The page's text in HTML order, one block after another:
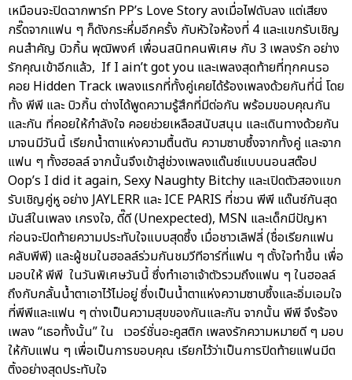
เหมือนจะปิดฉากพาร์ท PP’s Love Story ลงเมื่อไฟดับลง แต่เสียง
กรี๊ดจากแฟน ๆ ก็ดังกระหึ่มอีกครั้ง กับหัวใจห้องที่ 4 และแขกรับเชิญ
คนสำคัญ บิวกิ้น พุฒิพงศ์ เพื่อนสนิทคนพิเศษ กับ 3 เพลงรัก อย่าง
รักคุณเข้าอีกแล้ว, If I ain’t got you และเพลงสุดท้ายที่ทุกคนรอ
คอย Hidden Track เพลงแรกที่ทั้งคู่เคยได้ร้องเพลงด้วยกันที่นี่ โดย
ทั้ง พีพี และ บิวกิ้น ต่างได้พูดความรู้สึกที่มีต่อกัน พร้อมขอบคุณกัน
และกัน ที่คอยให้กำลังใจ คอยช่วยเหลือสนับสนุน และเดินทางด้วยกัน
มาจนมีวันนี้ เรียกน้ำตาแห่งความตื้นตัน ความซาบซึ้งจากทั้งคู่ และจาก
แฟน ๆ ทั้งฮอลล์ จากนั้นจึงเข้าสู่ช่วงเพลงแด๊นซ์แบบนอนสต๊อป
Oop’s I did it again, Sexy Naughty Bitchy และเปิดตัวสองแขก
รับเชิญคู่หู อย่าง JAYLERR และ ICE PARIS ที่ชวน พีพี แด๊นซ์กันสุด
มันส์ในเพลง เกรงใจ, ดี๊ดี (Unexpected), MSN และเด็กมีปัญหา
ก่อนจะปิดท้ายความประทับใจแบบสุดซึ้ง เมื่อชาวเลิฟลี่ (ชื่อเรียกแฟน
คลับพีพี) และผู้ชมในฮอลล์ร่วมกันชมวีทีอาร์ที่แฟน ๆ ตั้งใจทำขึ้น เพื่อ
มอบให้ พีพี ในวันพิเศษวันนี้ ซึ่งทำเอาเจ้าตัวรวมถึงแฟน ๆ ในฮอลล์
ถึงกับกลั้นน้ำตาเอาไว้ไม่อยู่ ซึ่งเป็นน้ำตาแห่งความซาบซึ้งและอิ่มเอมใจ
ที่พีพีและแฟน ๆ ต่างเป็นความสุขของกันและกัน จากนั้น พีพี จึงร้อง
เพลง “เธอทั้งนั้น” ใน เวอร์ชั่นอะคูสติก เพลงรักความหมายดี ๆ มอบ
ให้กับแฟน ๆ เพื่อเป็นการขอบคุณ เรียกไว้ว่าเป็นการปิดท้ายแฟนมีต
ติ้งอย่างสุดประทับใจ